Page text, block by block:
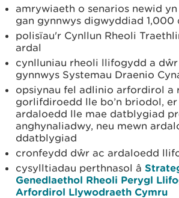
amrywiaeth o senarios newid
gan gynnwys digwyddiad
polisïau'r Cynllun Rheoli
ardal
cynlluniau rheoli llifogydd a
gynnwys Systemau Draenio
opsiynau fel adlinio arfordirol a
gorlifdiroedd lle bo’n briodol,
ardaloedd lle mae datblygiad
anghynaliadwy, neu mewn
ddatblygiad
cronfeydd dŵr ac ardaloedd
cysylltiadau perthnasol â
Genedlaethol Rheoli Perygl
Arfordirol Llywodraeth Cymru